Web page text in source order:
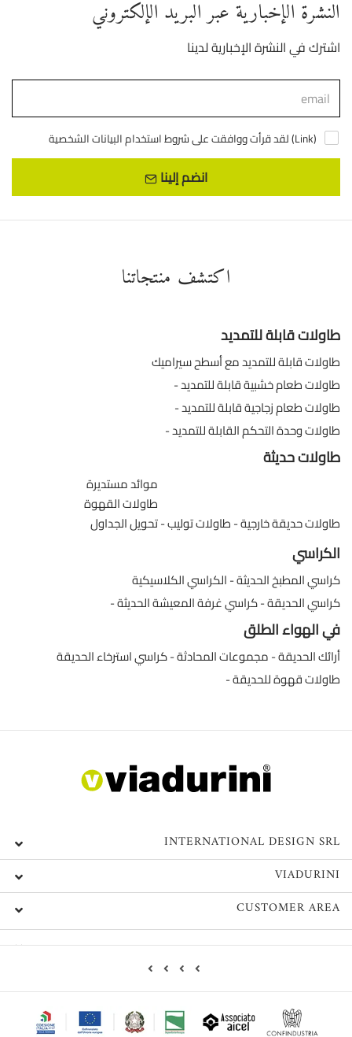
النشرة الإخبارية عبر البريد الإلكتروني
اشترك في النشرة الإخبارية لدينا
لقد قرأت ووافقت على شروط استخدام البيانات الشخصية (Link)
انضم إلينا
اكتشف منتجاتنا
طاولات قابلة للتمديد
طاولات قابلة للتمديد مع أسطح سيراميك
طاولات طعام خشبية قابلة للتمديد
طاولات طعام زجاجية قابلة للتمديد
طاولات وحدة التحكم القابلة للتمديد
طاولات حديثة
موائد مستديرة
طاولات القهوة
تحويل الجداول طاولات توليب طاولات حديقة خارجية
الكراسي
الكراسي الكلاسيكية كراسي المطبخ الحديثة
كراسي غرفة المعيشة الحديثة كراسي الحديقة
في الهواء الطلق
كراسي استرخاء الحديقة مجموعات المحادثة أرائك الحديقة
طاولات قهوة للحديقة
INTERNATIONAL DESIGN SRL
VIADURINI
CUSTOMER AREA